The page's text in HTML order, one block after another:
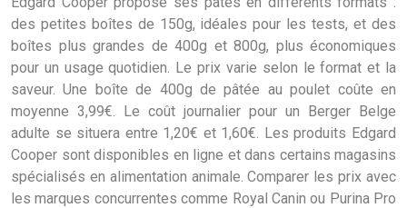
des petites boîtes de 150g, idéales pour les tests, et des
boîtes plus grandes de 400g et 800g, plus économiques
pour un usage quotidien. Le prix varie selon le format et la
saveur. Une boîte de 400g de pâtée au poulet coûte en
moyenne 3,99€. Le coût journalier pour un Berger Belge
adulte se situera entre 1,20€ et 1,60€. Les produits Edgard
Cooper sont disponibles en ligne et dans certains magasins
spécialisés en alimentation animale. Comparer les prix avec
les marques concurrentes comme Royal Canin ou Purina Pro